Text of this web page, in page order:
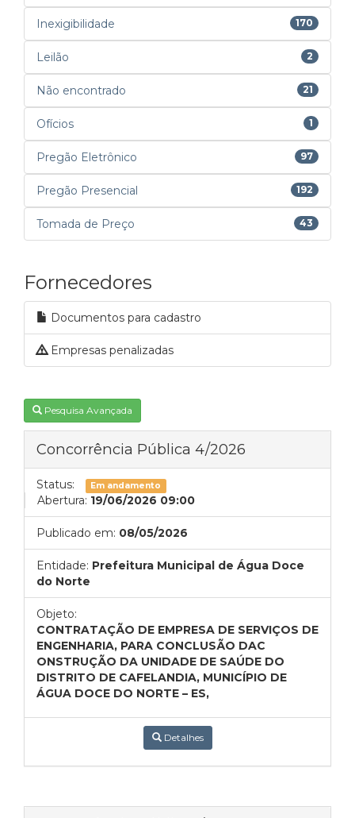
Inexigibilidade 170
Leilão 2
Não encontrado 21
Ofícios 1
Pregão Eletrônico 97
Pregão Presencial 192
Tomada de Preço 43
Fornecedores
Documentos para cadastro
Empresas penalizadas
Pesquisa Avançada
Concorrência Pública 4/2026
Status: Em andamento
Abertura: 19/06/2026 09:00
Publicado em: 08/05/2026
Entidade: Prefeitura Municipal de Água Doce
do Norte
Objeto:
CONTRATAÇÃO DE EMPRESA DE SERVIÇOS DE
ENGENHARIA, PARA CONCLUSÃO DAC
ONSTRUÇÃO DA UNIDADE DE SAÚDE DO
DISTRITO DE CAFELANDIA, MUNICÍPIO DE
ÁGUA DOCE DO NORTE – ES,
Detalhes